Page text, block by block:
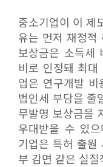
중소기업이 이 제
유는 먼저 재정적
보상금은 소득세
비로 인정돼 최
업은 연구개발
법인세 부담을 줄
무발명 보상금을
우대받을 수 있
기업은 특허 출원
부 감면 같은 실